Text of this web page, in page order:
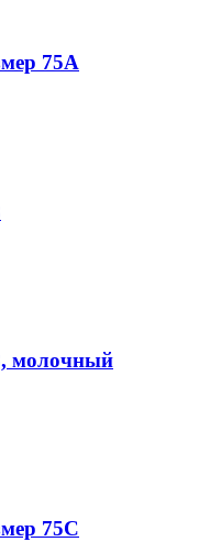
75A
молочный
75C